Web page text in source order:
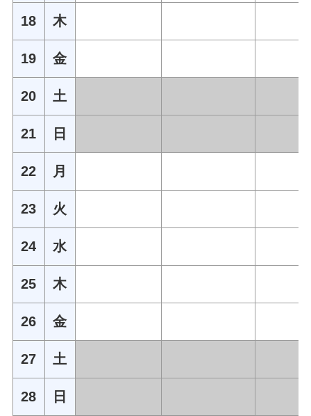
18 木
19 金
20 土
21 日
22 月
23 火
24 水
25 木
26 金
27 土
28 日